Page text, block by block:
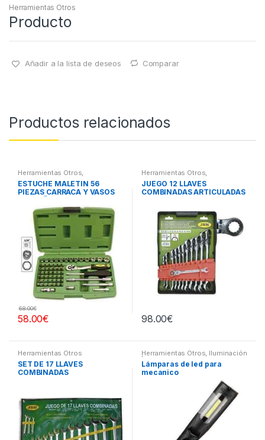
Herramientas Otros
Producto
Añadir a la lista de deseos Comparar
Productos relacionados
Herramientas Otros,
Herramientas De Mano,
Herramientas De Mano,
Maletines Herramientas,
Extractores, Compresímetros,
ESTUCHE MALETIN 56
PIEZAS CARRACA Y VASOS
58.00€
68.00€
Herramientas Otros,
Herramientas De Mano
Herramientas De Mano
JUEGO 12 LLAVES
COMBINADAS ARTICULADAS
98.00€
Herramientas Otros
SET DE 17 LLAVES
COMBINADAS
Herramientas Otros, Iluminación
| Linternas Led
Lámparas de led para
mecanico